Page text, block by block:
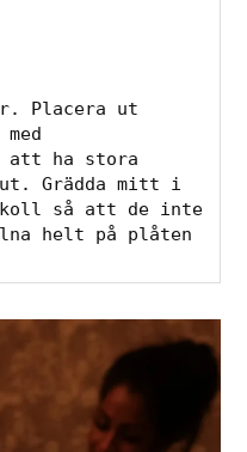
Placera ut
att ha stora
Grädda mitt i
koll så att de inte
helt på plåten